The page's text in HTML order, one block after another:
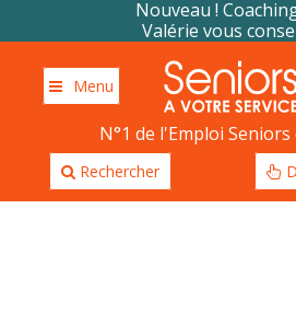
Nouveau !
Valérie vous
Menu
N°1 de l'Emploi
Rechercher